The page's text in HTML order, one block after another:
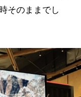
そのままでし